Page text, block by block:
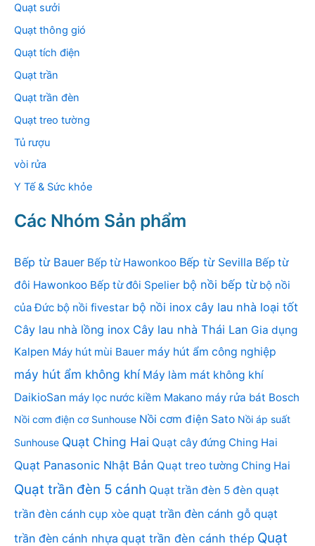
Quạt sưởi
Quạt thông gió
Quạt tích điện
Quạt trần
Quạt trần đèn
Quạt treo tường
Tủ rượu
vòi rửa
Y Tế & Sức khỏe
Các Nhóm Sản phẩm
Bếp từ Bauer Bếp từ Hawonkoo Bếp từ Sevilla Bếp từ
đôi Hawonkoo Bếp từ đôi Spelier bộ nồi bếp từ bộ nồi
của Đức bộ nồi fivestar bộ nồi inox cây lau nhà loại tốt
Cây lau nhà lồng inox Cây lau nhà Thái Lan Gia dụng
Kalpen Máy hút mùi Bauer máy hút ẩm công nghiệp
máy hút ẩm không khí Máy làm mát không khí
DaikioSan máy lọc nước kiềm Makano máy rửa bát Bosch
Nồi cơm điện cơ Sunhouse Nồi cơm điện Sato Nồi áp suất
Sunhouse Quạt Ching Hai Quạt cây đứng Ching Hai
Quạt Panasonic Nhật Bản Quạt treo tường Ching Hai
Quạt trần đèn 5 cánh Quạt trần đèn 5 đèn quạt
trần đèn cánh cụp xòe quạt trần đèn cánh gỗ quạt
trần đèn cánh nhựa quạt trần đèn cánh thép Quạt